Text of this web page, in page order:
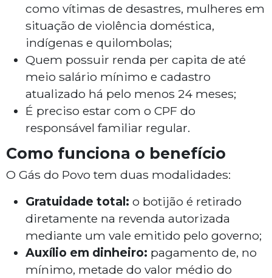
como vítimas de desastres, mulheres em
situação de violência doméstica,
indígenas e quilombolas;
Quem possuir renda per capita de até
meio salário mínimo e cadastro
atualizado há pelo menos 24 meses;
É preciso estar com o CPF do
responsável familiar regular.
Como funciona o benefício
O Gás do Povo tem duas modalidades:
Gratuidade total: o botijão é retirado
diretamente na revenda autorizada
mediante um vale emitido pelo governo;
Auxílio em dinheiro: pagamento de, no
mínimo, metade do valor médio do